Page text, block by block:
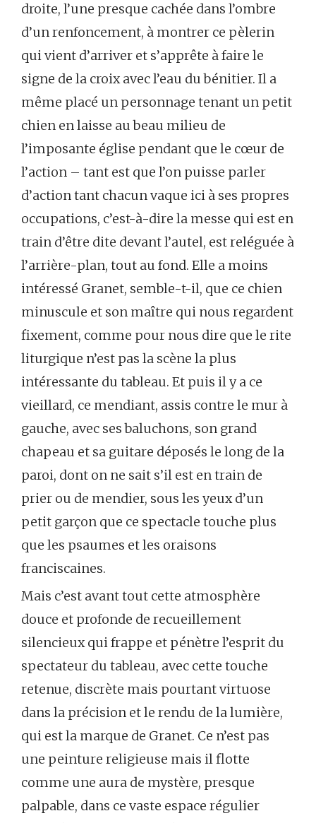
droite, l’une presque cachée dans l’ombre
d’un renfoncement, à montrer ce pèlerin
qui vient d’arriver et s’apprête à faire le
signe de la croix avec l’eau du bénitier. Il a
même placé un personnage tenant un petit
chien en laisse au beau milieu de
l’imposante église pendant que le cœur de
l’action – tant est que l’on puisse parler
d’action tant chacun vaque ici à ses propres
occupations, c’est-à-dire la messe qui est en
train d’être dite devant l’autel, est reléguée à
l’arrière-plan, tout au fond. Elle a moins
intéressé Granet, semble-t-il, que ce chien
minuscule et son maître qui nous regardent
fixement, comme pour nous dire que le rite
liturgique n’est pas la scène la plus
intéressante du tableau. Et puis il y a ce
vieillard, ce mendiant, assis contre le mur à
gauche, avec ses baluchons, son grand
chapeau et sa guitare déposés le long de la
paroi, dont on ne sait s’il est en train de
prier ou de mendier, sous les yeux d’un
petit garçon que ce spectacle touche plus
que les psaumes et les oraisons
franciscaines.
Mais c’est avant tout cette atmosphère
douce et profonde de recueillement
silencieux qui frappe et pénètre l’esprit du
spectateur du tableau, avec cette touche
retenue, discrète mais pourtant virtuose
dans la précision et le rendu de la lumière,
qui est la marque de Granet. Ce n’est pas
une peinture religieuse mais il flotte
comme une aura de mystère, presque
palpable, dans ce vaste espace régulier